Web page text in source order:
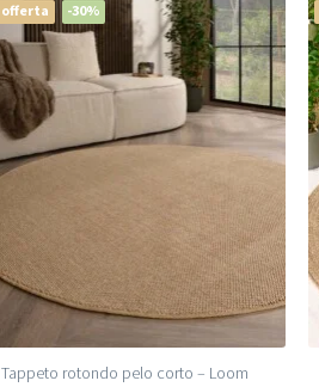
offerta -30%
Tappeto rotondo pelo corto – Loom